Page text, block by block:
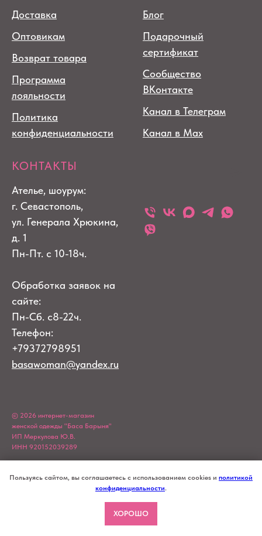
Пользуясь сайтом, вы соглашаетесь с использованием cookies и политикой
конфиденциальности.
ХОРОШО
Доставка
Оптовикам
Возврат товара
Программа
лояльности
Политика
конфиденциальности
Блог
Подарочный
сертификат
Сообщество
ВКонтакте
Канал в Телеграм
Канал в Max
КОНТАКТЫ
Ателье, шоурум:
г. Севастополь,
ул. Генерала Хрюкина,
д. 1
Пн-Пт. с 10-18ч.
Обработка заявок на
сайте:
Пн-Сб. с8-22ч.
Телефон:
+79372798951
basawoman@yandex.ru
© 2026 интернет-магазин
женской одежды "Баса Барыня"
ИП Меркулова Ю.В.
ИНН 920152039289
Made on Tilda